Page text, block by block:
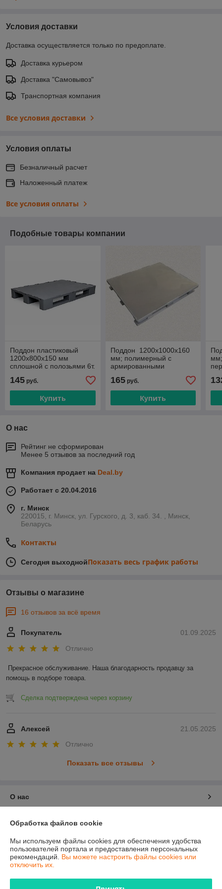
Условия доставки
Доставка осуществляется только по предоплате.
Доставка курьером
Доставка "Самовывоз"
Транспортная компания
Все условия доставки
Условия оплаты
Безналичный расчет
Наложенный платеж
Все условия оплаты
Подобные товары компании
Поддон пластиковый
1200х800х150 мм
сплошной с полозьями 6т.
145 руб.
Купить
Поддон 1200х1000х160
мм; полимерный с
армированными
полозьями (усиленный)
165руб.
Купить
О нас
Рейтинг не сформирован
Менее 5 отзывов за последний год
Компания продает на Deal.by
Работает с 20.04.2016
г. Минск
220015, г. Минск, ул. Гурского, д. 3, каб. 34. , Минск,
Беларусь
Контакты
Сегодня выходнойПоказать весь график работы
Отзывы о магазине
16 отзывов за всё время
01.09.2025
Покупатель
Отлично
Прекрасное обслуживание. Наша благодарность продавцу за
помощь в подборе товара.
Сделка подтверждена через корзину
21.05.2025
Алексей
Отлично
Показать все отзывы
О нас
Контакты
Доставка и оплата
График работы
Обработка файлов cookie
Мы используем файлы cookies для обеспечения удобства
пользователей портала и предоставления персональных
рекомендаций. Вы можете настроить файлы cookies или
отключить их.